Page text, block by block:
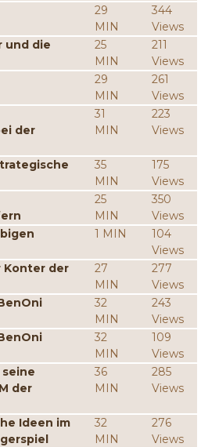
29
MIN
344
Views
und die
25
MIN
211
Views
29
MIN
261
Views
der
31
MIN
223
Views
35
MIN
175
Views
25
MIN
350
Views
1 MIN
104
Views
Konter der
27
MIN
277
Views
32
MIN
243
Views
32
MIN
109
Views
seine
der
36
MIN
285
Views
Ideen im
32
MIN
276
Views